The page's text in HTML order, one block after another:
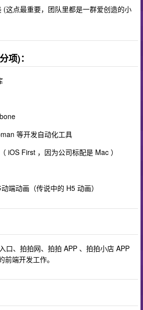
(这点最重要，团队里都是一群爱创造的小
项)：
等开发自动化工具
iOS First ，因为公司标配是 Mac ）
端动画（传说中的 H5 动画）
口、拍拍网、拍拍 APP 、拍拍小店 APP
端开发工作。